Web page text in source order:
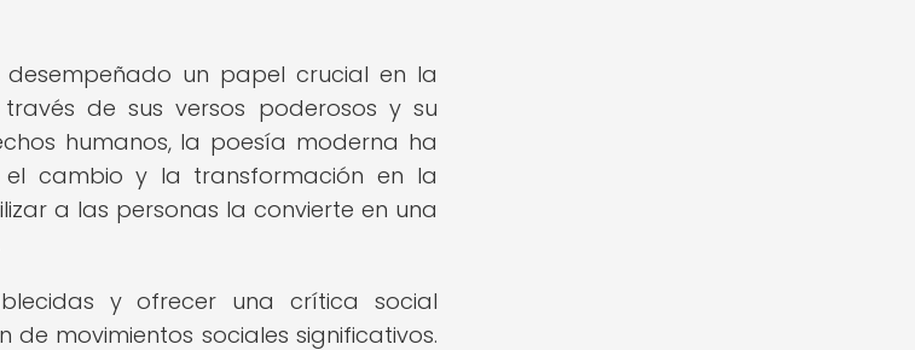
un papel crucial en la
de sus versos poderosos y su
humanos, la poesía moderna ha
cambio y la transformación en la
a las personas la convierte en una
y ofrecer una crítica social
movimientos sociales significativos.